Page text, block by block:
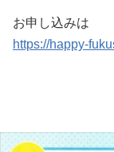
お申し込みは
https://happy-